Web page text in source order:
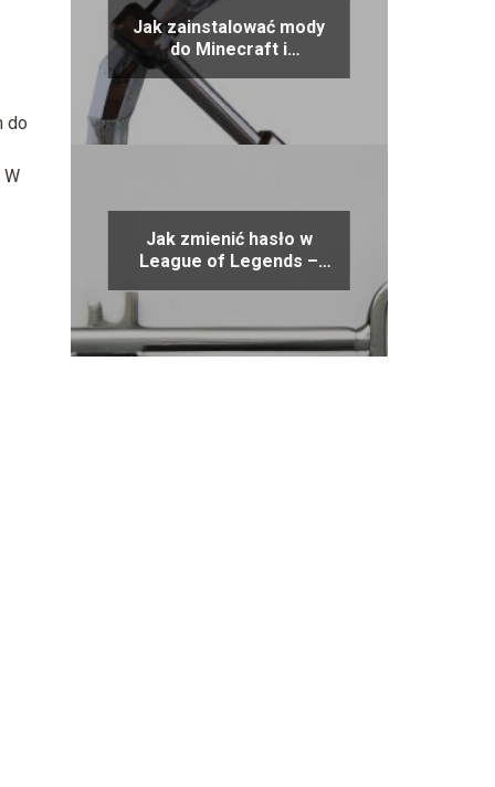
do
Jak zainstalować mody
do Minecraft i
zoptymalizować swoją
rozgrywkę
Jak zmienić hasło w
League of Legends –